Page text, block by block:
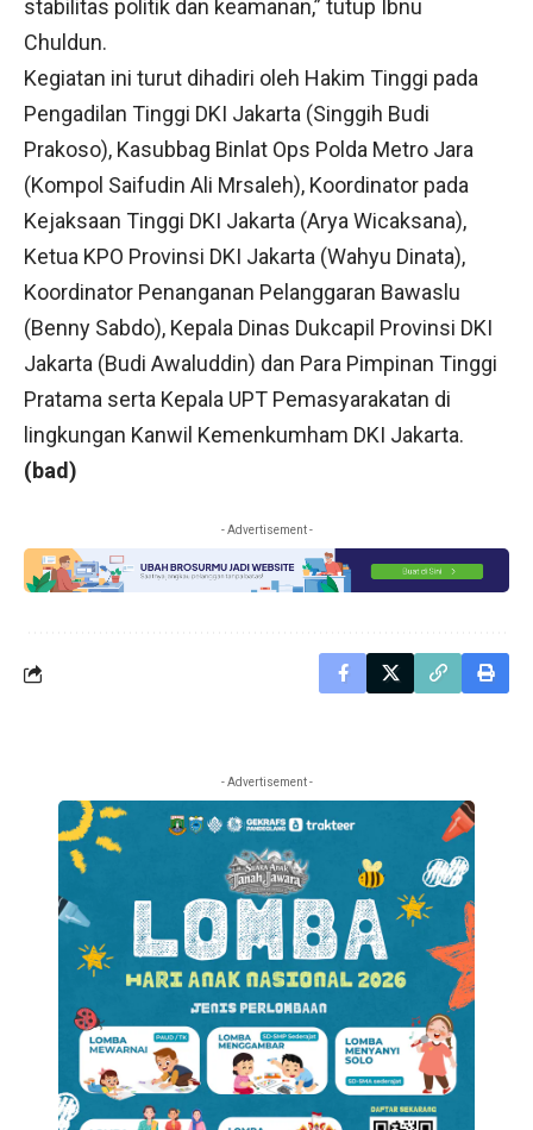
stabilitas politik dan keamanan,” tutup Ibnu
Chuldun.
Kegiatan ini turut dihadiri oleh Hakim Tinggi pada
Pengadilan Tinggi DKI Jakarta (Singgih Budi
Prakoso), Kasubbag Binlat Ops Polda Metro Jara
(Kompol Saifudin Ali Mrsaleh), Koordinator pada
Kejaksaan Tinggi DKI Jakarta (Arya Wicaksana),
Ketua KPO Provinsi DKI Jakarta (Wahyu Dinata),
Koordinator Penanganan Pelanggaran Bawaslu
(Benny Sabdo), Kepala Dinas Dukcapil Provinsi DKI
Jakarta (Budi Awaluddin) dan Para Pimpinan Tinggi
Pratama serta Kepala UPT Pemasyarakatan di
lingkungan Kanwil Kemenkumham DKI Jakarta.
(bad)
- Advertisement -
- Advertisement -